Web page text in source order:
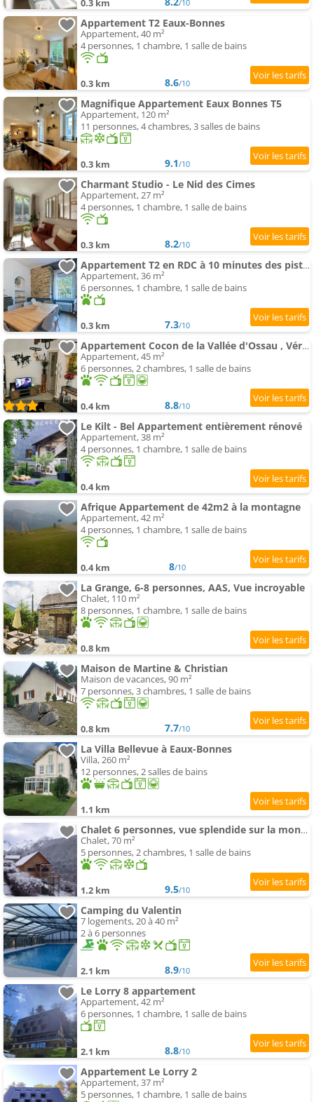
0.3 km /10
Appartement T2 Eaux-Bonnes
Appartement, 40 m²
4 personnes, 1 chambre, 1 salle de bains
0.3 km 8.6/10
Magnifique Appartement Eaux Bonnes T5
Appartement, 120 m²
11 personnes, 4 chambres, 3 salles de bains
0.3 km 9.1/10
Charmant Studio - Le Nid des Cimes
Appartement, 27 m²
4 personnes, 1 chambre, 1 salle de bains
0.3 km 8.2/10
Appartement T2 en RDC à 10 minutes des pistes
Appartement, 36 m²
6 personnes, 1 chambre, 1 salle de bains
0.3 km 7.3/10
Appartement Cocon de la Vallée d'Ossau , Véritable Havre de paix - 4 à 6 pers
Appartement, 45 m²
6 personnes, 2 chambres, 1 salle de bains
0.4 km 8.8/10
Le Kilt - Bel Appartement entièrement rénové
Appartement, 38 m²
4 personnes, 1 chambre, 1 salle de bains
0.4 km
Afrique Appartement de 42m2 à la montagne
Appartement, 42 m²
4 personnes, 1 chambre, 1 salle de bains
0.4 km 8/10
La Grange, 6-8 personnes, AAS, Vue incroyable
Chalet, 110 m²
8 personnes, 1 chambre, 1 salle de bains
0.8 km
Maison de Martine & Christian
Maison de vacances, 90 m²
7 personnes, 3 chambres, 1 salle de bains
0.8 km 7.7/10
La Villa Bellevue à Eaux-Bonnes
Villa, 260 m²
12 personnes, 2 salles de bains
1.1 km
Chalet 6 personnes, vue splendide sur la montagne, AAS
Chalet, 70 m²
5 personnes, 2 chambres, 1 salle de bains
1.2 km 9.5/10
Camping du Valentin
7 logements, 20 à 40 m²
2 à 6 personnes
2.1 km 8.9/10
Le Lorry 8 appartement
Appartement, 42 m²
6 personnes, 1 chambre, 1 salle de bains
2.1 km 8.8/10
Appartement Le Lorry 2
Appartement, 37 m²
5 personnes, 1 chambre, 1 salle de bains